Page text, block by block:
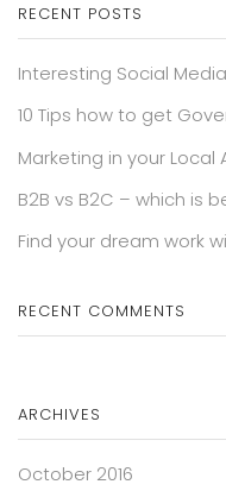
RECENT POSTS
Interesting Social
10 Tips how to get
Marketing in your Local
B2B vs B2C – which is
Find your dream work
RECENT COMMENTS
ARCHIVES
October 2016